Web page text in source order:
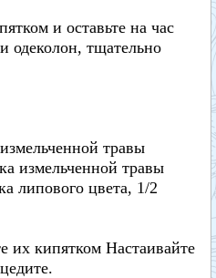
и оставьте на час
одеколон, тщательно
травы
измельченной травы
липового цвета, 1/2
их кипятком Настаивайте